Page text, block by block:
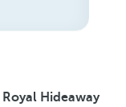
Royal Hideaway